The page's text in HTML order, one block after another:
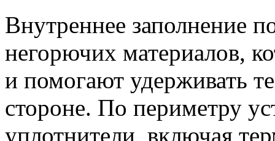
Внутреннее заполнение
негорючих материалов,
и помогают удерживать
стороне. По периметру
уплотнители, включая